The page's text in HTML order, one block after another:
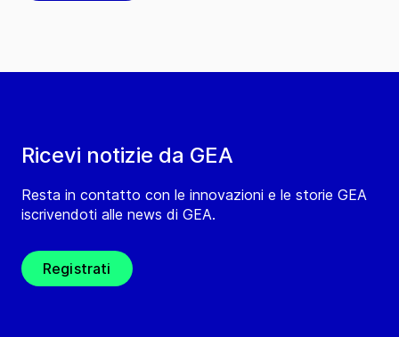
Ricevi notizie da GEA
Resta in contatto con le innovazioni e le storie GEA
iscrivendoti alle news di GEA.
Registrati